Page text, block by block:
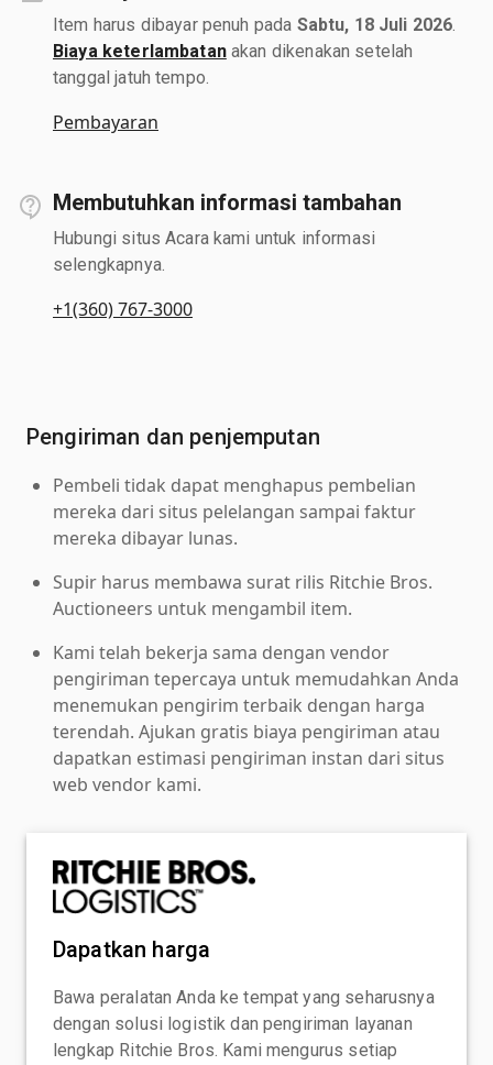
Item harus dibayar penuh pada Sabtu, 18 Juli 2026
Biaya keterlambatanakan dikenakan setelah
tanggal jatuh tempo.
Pembayaran
Membutuhkan informasi tambahan
Hubungi situs Acara kami untuk informasi
selengkapnya.
+1(360) 767-3000
Pengiriman dan penjemputan
Pembeli tidak dapat menghapus pembelian
mereka dari situs pelelangan sampai faktur
mereka dibayar lunas.
Supir harus membawa surat rilis Ritchie Bros.
Auctioneers untuk mengambil item.
Kami telah bekerja sama dengan vendor
pengiriman tepercaya untuk memudahkan Anda
menemukan pengirim terbaik dengan harga
terendah. Ajukan gratis biaya pengiriman atau
dapatkan estimasi pengiriman instan dari situs
web vendor kami.
Dapatkan harga
Bawa peralatan Anda ke tempat yang seharusnya
dengan solusi logistik dan pengiriman layanan
lengkap Ritchie Bros. Kami mengurus setiap